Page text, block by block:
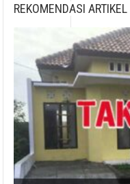
REKOMENDASI ARTIKEL